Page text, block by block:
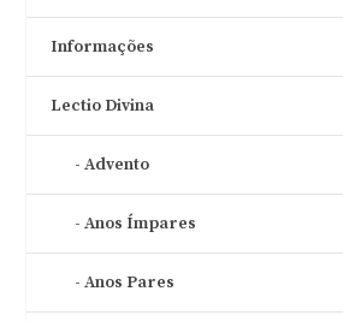
Informações
Lectio Divina
Advento
Anos Ímpares
Anos Pares